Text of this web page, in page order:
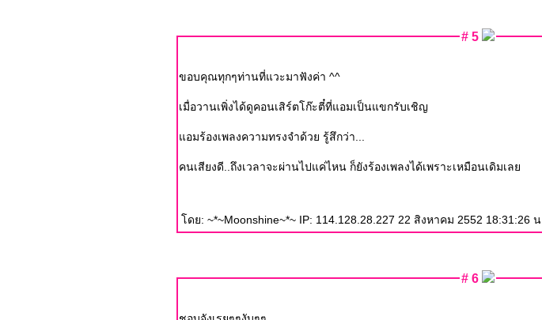
# 5
ขอบคุณทุกๆท่านที่แวะมาฟังค่า ^^
เมื่อวานเพิ่งได้ดูคอนเสิร์ตโก๊ะตี๋ที่แอมเป็นแขกรับเชิญ
อมร้องเพลงความทรงจำด้วย รู้สึกว่า...
คนเสียงดี..ถึงเวลาจะผ่านไปแค่ไหน ก็ยังร้องเพลงได้เพราะเหมือนเดิมเล
ดย: ~*~Moonshine~*~ IP: 114.128.28.227 22 สิงหาคม 2552 18:31:26 น.
# 6